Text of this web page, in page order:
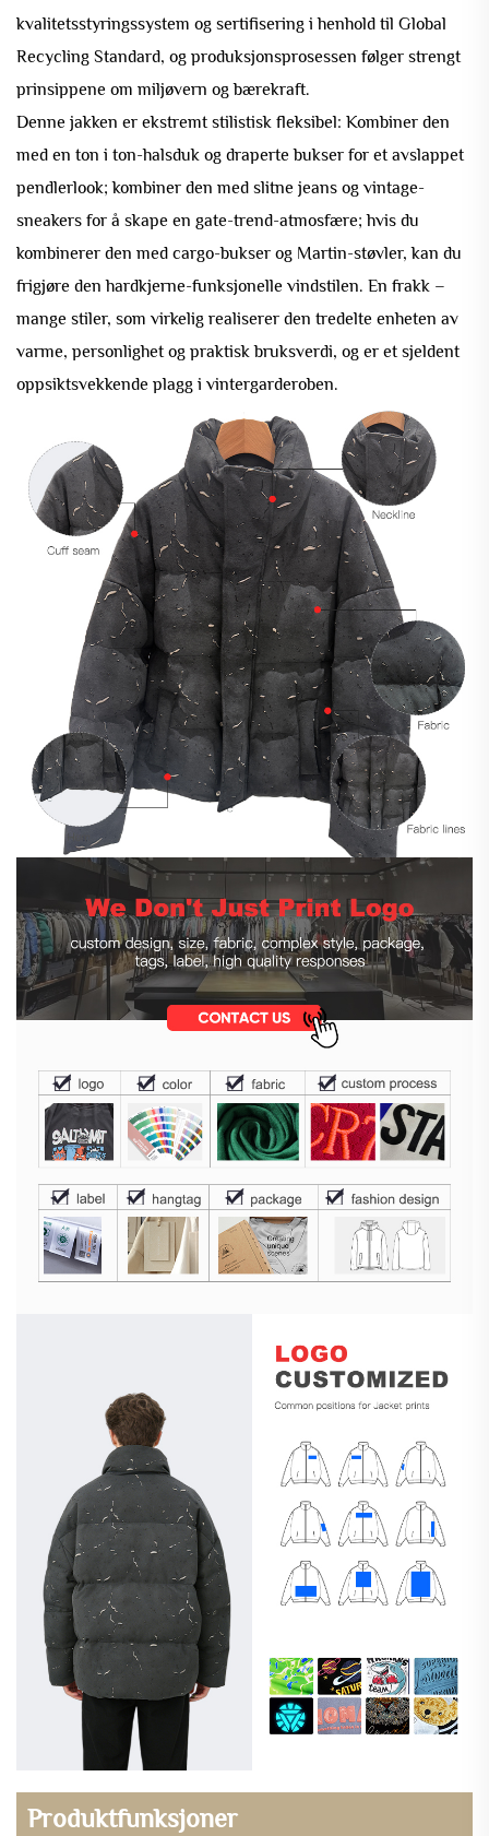
kvalitetsstyringssystem og sertifisering i henhold til Global
Recycling Standard, og produksjonsprosessen følger strengt
prinsippene om miljøvern og bærekraft.
Denne jakken er ekstremt stilistisk fleksibel: Kombiner den
med en ton i ton-halsduk og draperte bukser for et avslappet
pendlerlook; kombiner den med slitne jeans og vintage-
sneakers for å skape en gate-trend-atmosfære; hvis du
kombinerer den med cargo-bukser og Martin-støvler, kan du
frigjøre den hardkjerne-funksjonelle vindstilen. En frakk –
mange stiler, som virkelig realiserer den tredelte enheten av
varme, personlighet og praktisk bruksverdi, og er et sjeldent
oppsiktsvekkende plagg i vintergarderoben.
Produktfunksjoner